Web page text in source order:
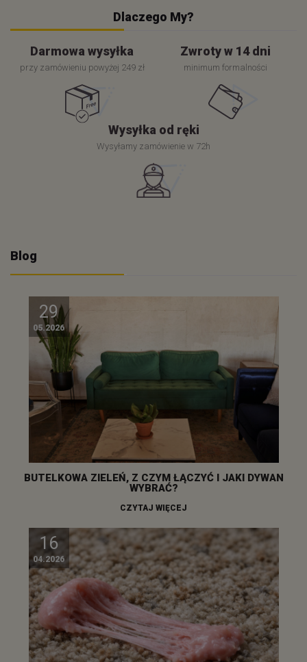
Dlaczego My?
Darmowa wysyłka
przy zamówieniu powyżej 249 zł
Zwroty w 14 dni
minimum formalności
Wysyłka od ręki
Wysyłamy zamówienie w 72h
Blog
29
05.2026
BUTELKOWA ZIELEŃ, Z CZYM ŁĄCZYĆ I JAKI DYWAN
WYBRAĆ?
CZYTAJ WIĘCEJ
16
04.2026